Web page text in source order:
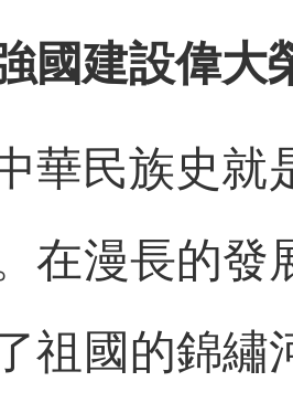
國建設偉大
華民族史就
在漫長的發
祖國的錦繡